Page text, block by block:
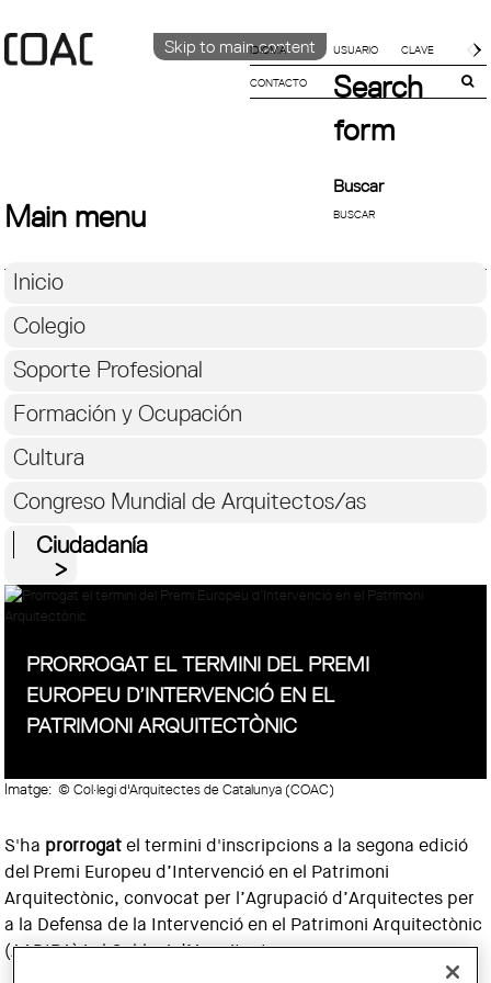
Skip to main content
IDIOMA
CATALÀ
CONTACTO
Search
form
Buscar
Main menu
Inicio
Colegio
Soporte Profesional
Formación y Ocupación
Cultura
Congreso Mundial de Arquitectos/as
Ciudadanía
PRORROGAT EL TERMINI DEL PREMI
EUROPEU D’INTERVENCIÓ EN EL
PATRIMONI ARQUITECTÒNIC
Imatge: © Col·legi d'Arquitectes de Catalunya (COAC)
S'ha prorrogatel termini d'inscripcions a la segona edició
del Premi Europeu d’Intervenció en el Patrimoni
Arquitectònic, convocat per l’Agrupació d’Arquitectes per
a la Defensa de la Intervenció en el Patrimoni Arquitectònic
(AADIPA) i el Col·legi d’Arquitectes.